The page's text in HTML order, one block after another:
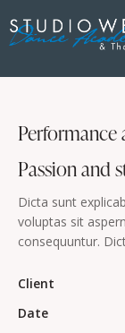
Performance
Passion and
Dicta sunt
voluptas sit
consequuntur.
Client
Date